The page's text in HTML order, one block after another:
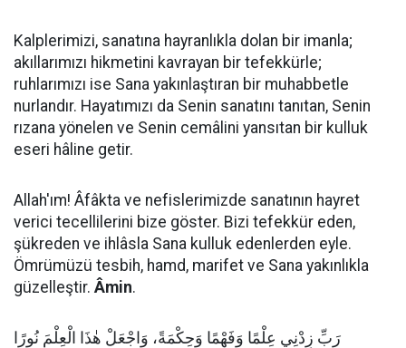
Kalplerimizi, sanatına hayranlıkla dolan bir imanla;
akıllarımızı hikmetini kavrayan bir tefekkürle;
ruhlarımızı ise Sana yakınlaştıran bir muhabbetle
nurlandır. Hayatımızı da Senin sanatını tanıtan, Senin
rızana yönelen ve Senin cemâlini yansıtan bir kulluk
eseri hâline getir.
Allah'ım! Âfâkta ve nefislerimizde sanatının hayret
verici tecellilerini bize göster. Bizi tefekkür eden,
şükreden ve ihlâsla Sana kulluk edenlerden eyle.
Ömrümüzü tesbih, hamd, marifet ve Sana yakınlıkla
güzelleştir. Âmin.
رَبِّ زِدْنِي عِلْمًا وَفَهْمًا وَحِكْمَةً، وَاجْعَلْ هٰذَا الْعِلْمَ نُورًا